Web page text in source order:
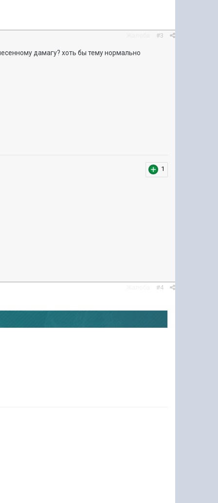
#3
дамагу? хоть бы тему нормально
1
#4